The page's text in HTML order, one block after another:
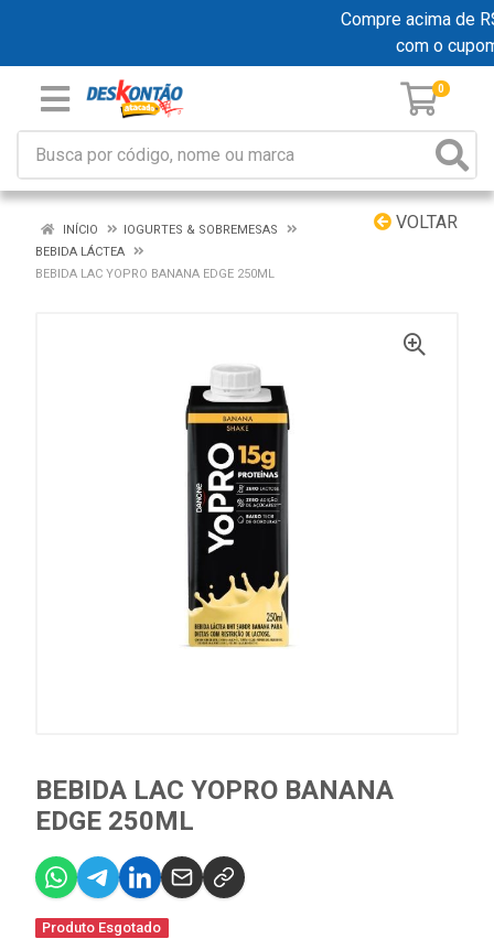
Compre acima de
com o
0
VOLTAR
INÍCIO
IOGURTES & SOBREMESAS
BEBIDA LÁCTEA
BEBIDA LAC YOPRO BANANA EDGE 250ML
BEBIDA LAC YOPRO BANANA
EDGE 250ML
Produto Esgotado